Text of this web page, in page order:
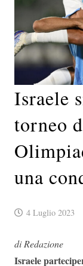
Israele
torneo
una
4 Luglio 2023
di Redazione
Israele